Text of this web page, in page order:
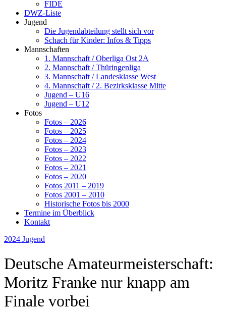
FIDE
DWZ-Liste
Jugend
Die Jugendabteilung stellt sich vor
Schach für Kinder: Infos & Tipps
Mannschaften
1. Mannschaft / Oberliga Ost 2A
2. Mannschaft / Thüringenliga
3. Mannschaft / Landesklasse West
4. Mannschaft / 2. Bezirksklasse Mitte
Jugend – U16
Jugend – U12
Fotos
Fotos – 2026
Fotos – 2025
Fotos – 2024
Fotos – 2023
Fotos – 2022
Fotos – 2021
Fotos – 2020
Fotos 2011 – 2019
Fotos 2001 – 2010
Historische Fotos bis 2000
Termine im Überblick
Kontakt
2024 Jugend
Deutsche Amateurmeisterschaft:
Moritz Franke nur knapp am
Finale vorbei